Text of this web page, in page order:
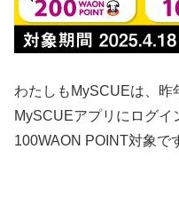
わたしもMySCUEは、昨
MySCUEアプリにログ
100WAON POINT対象で